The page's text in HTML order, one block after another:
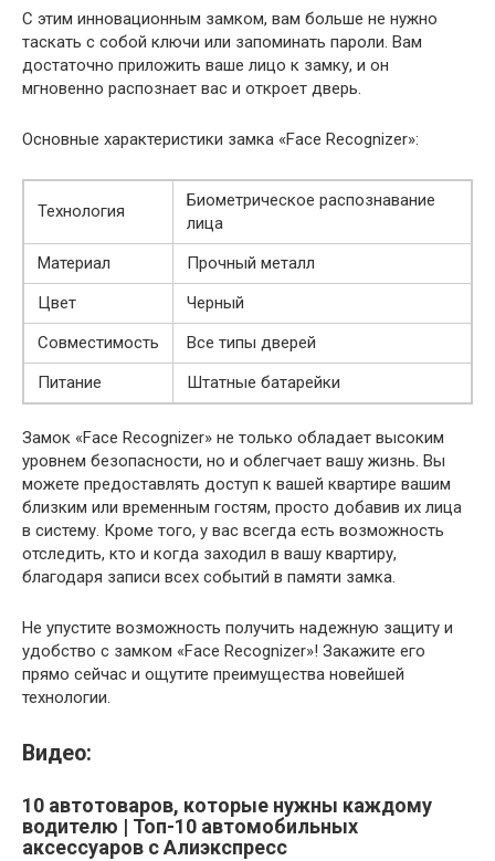
С этим инновационным замком, вам больше не нужно
таскать с собой ключи или запоминать пароли. Вам
достаточно приложить ваше лицо к замку, и он
мгновенно распознает вас и откроет дверь.
Основные характеристики замка «Face Recognizer»:
Технология
Биометрическое распознавание
лица
Материал
Прочный металл
Цвет
Черный
Совместимость
Все типы дверей
Питание
Штатные батарейки
Замок «Face Recognizer» не только обладает высоким
уровнем безопасности, но и облегчает вашу жизнь. Вы
можете предоставлять доступ к вашей квартире вашим
близким или временным гостям, просто добавив их лица
в систему. Кроме того, у вас всегда есть возможность
отследить, кто и когда заходил в вашу квартиру,
благодаря записи всех событий в памяти замка.
Не упустите возможность получить надежную защиту и
удобство с замком «Face Recognizer»! Закажите его
прямо сейчас и ощутите преимущества новейшей
технологии.
Видео:
10 автотоваров, которые нужны каждому
водителю | Топ-10 автомобильных
аксессуаров с Алиэкспресс